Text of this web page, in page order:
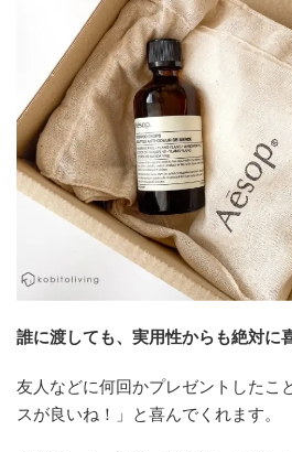
誰に渡しても、実用性からも絶対に
友人などに何回かプレゼントしたこ
スが良いね！」と喜んでくれます。